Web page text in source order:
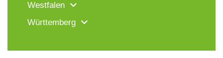
Westfalen
Württemberg